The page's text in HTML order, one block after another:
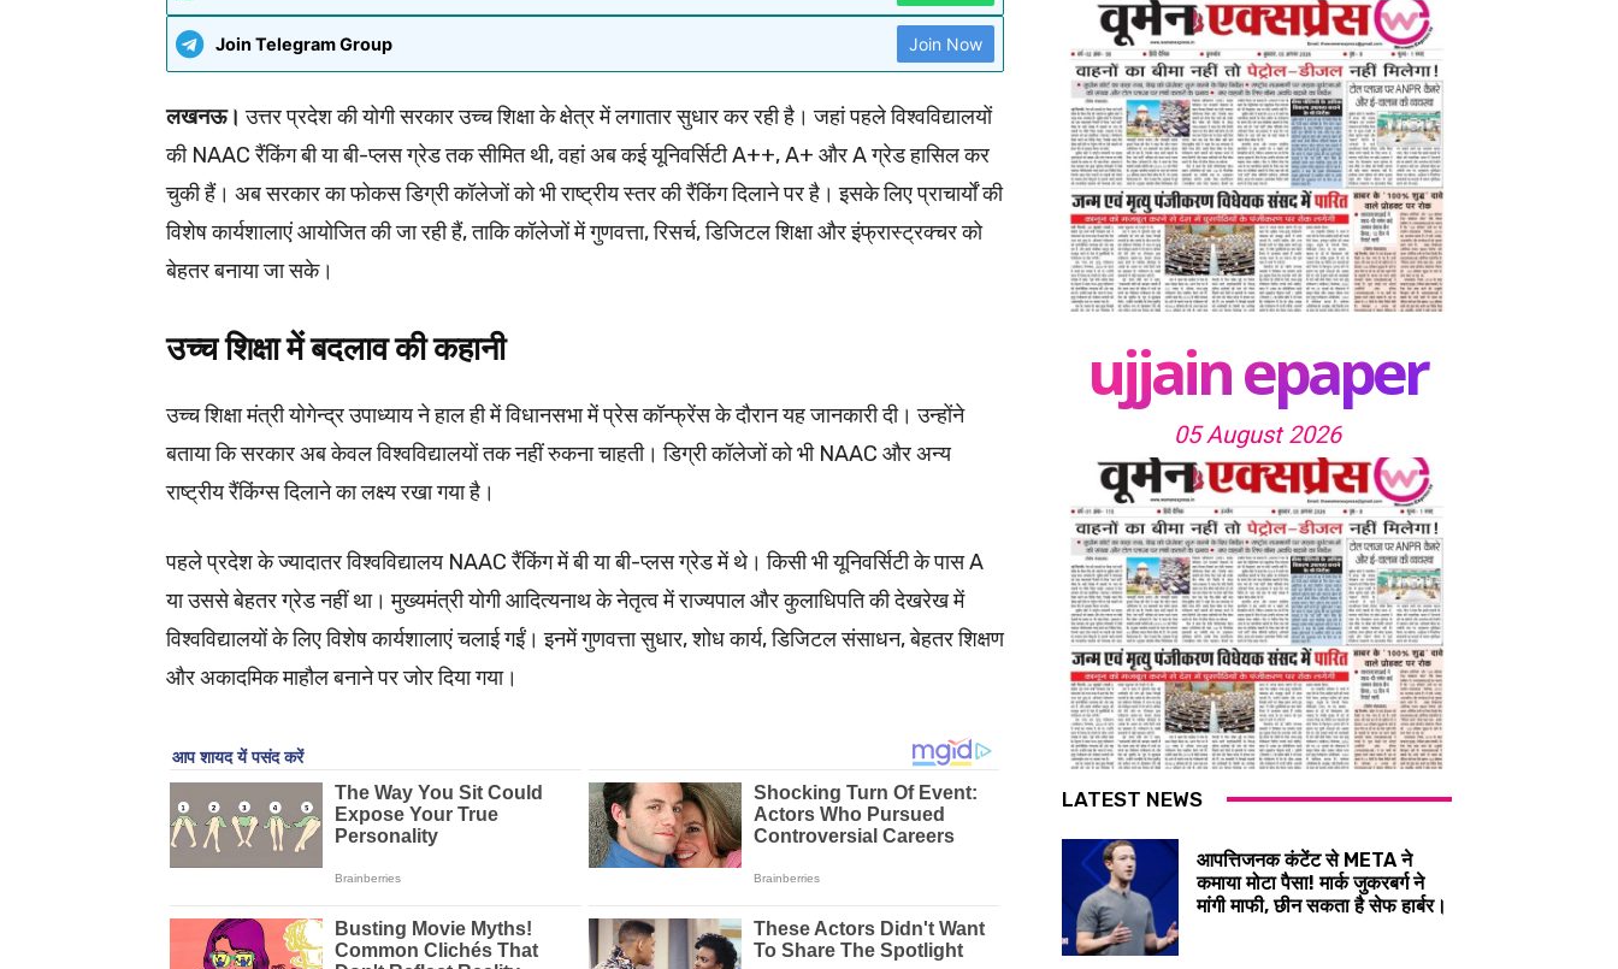
Join Telegram Group Join Now
लखनऊ। उत्तर प्रदेश की योगी सरकार उच्च शिक्षा के क्षेत्र में लगातार सुधार कर रही है। जहां पहले विश्वविद्यालयों
की NAAC रैंकिंग बी या बी-प्लस ग्रेड तक सीमित थी, वहां अब कई यूनिवर्सिटी A++, A+ और A ग्रेड हासिल कर
चुकी हैं। अब सरकार का फोकस डिग्री कॉलेजों को भी राष्ट्रीय स्तर की रैंकिंग दिलाने पर है। इसके लिए प्राचार्यों की
विशेष कार्यशालाएं आयोजित की जा रही हैं, ताकि कॉलेजों में गुणवत्ता, रिसर्च, डिजिटल शिक्षा और इंफ्रास्ट्रक्चर को
बेहतर बनाया जा सके।
उच्च शिक्षा में बदलाव की कहानी
उच्च शिक्षा मंत्री योगेन्द्र उपाध्याय ने हाल ही में विधानसभा में प्रेस कॉन्फ्रेंस के दौरान यह जानकारी दी। उन्होंने
बताया कि सरकार अब केवल विश्वविद्यालयों तक नहीं रुकना चाहती। डिग्री कॉलेजों को भी NAAC और अन्य
राष्ट्रीय रैंकिंग्स दिलाने का लक्ष्य रखा गया है।
पहले प्रदेश के ज्यादातर विश्वविद्यालय NAAC रैंकिंग में बी या बी-प्लस ग्रेड में थे। किसी भी यूनिवर्सिटी के पास A
या उससे बेहतर ग्रेड नहीं था। मुख्यमंत्री योगी आदित्यनाथ के नेतृत्व में राज्यपाल और कुलाधिपति की देखरेख में
विश्वविद्यालयों के लिए विशेष कार्यशालाएं चलाई गईं। इनमें गुणवत्ता सुधार, शोध कार्य, डिजिटल संसाधन, बेहतर शिक्षण
और अकादमिक माहौल बनाने पर जोर दिया गया।
ujjain epaper
05 August 2026
LATEST NEWS
आपत्तिजनक कंटेंट से META ने
कमाया मोटा पैसा! मार्क जुकरबर्ग ने
मांगी माफी, छीन सकता है सेफ हार्बर।